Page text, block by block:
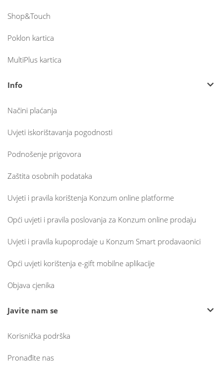
Shop&Touch
Poklon kartica
MultiPlus kartica
Info
Načini plaćanja
Uvjeti iskorištavanja pogodnosti
Podnošenje prigovora
Zaštita osobnih podataka
Uvjeti i pravila korištenja Konzum online platforme
Opći uvjeti i pravila poslovanja za Konzum online prodaju
Uvjeti i pravila kupoprodaje u Konzum Smart prodavaonici
Opći uvjeti korištenja e-gift mobilne aplikacije
Objava cjenika
Javite nam se
Korisnička podrška
Pronađite nas